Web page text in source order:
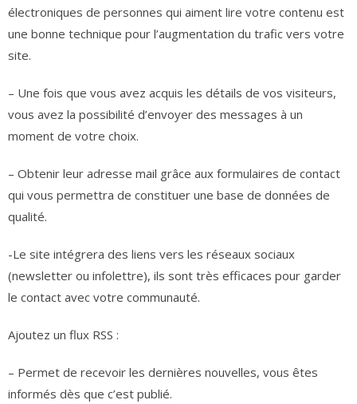
électroniques de personnes qui aiment lire votre contenu est
une bonne technique pour l’augmentation du trafic vers votre
site.
– Une fois que vous avez acquis les détails de vos visiteurs,
vous avez la possibilité d’envoyer des messages à un
moment de votre choix.
– Obtenir leur adresse mail grâce aux formulaires de contact
qui vous permettra de constituer une base de données de
qualité.
-Le site intégrera des liens vers les réseaux sociaux
(newsletter ou infolettre), ils sont très efficaces pour garder
le contact avec votre communauté.
Ajoutez un flux RSS :
– Permet de recevoir les dernières nouvelles, vous êtes
informés dès que c’est publié.